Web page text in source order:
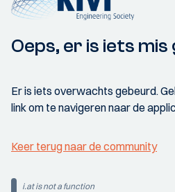
Oeps, er is iets mis
Er is iets overwachts gebeurd.
link om te navigeren naar de
Keer terug naar de community
i.at is not a function